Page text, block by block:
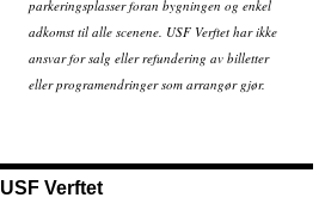
parkeringsplasser foran bygningen og enkel
adkomst til alle scenene. USF Verftet har ikke
ansvar for salg eller refundering av billetter
eller programendringer som arrangør gjør.
USF Verftet